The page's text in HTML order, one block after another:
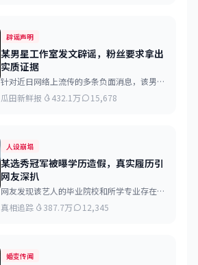
辟谣声明
某男星工作室发文辟谣，粉丝要求拿出
实质证据
针对近日网络上流传的多条负面消息，该男星
工作室于凌晨发布声明进行否认...
瓜田新鲜报 432.1万 15,678
人设崩塌
某选秀冠军被曝学历造假，真实履历引
网友深扒
网友发现该艺人的毕业院校和所学专业存在疑
点，相关学校并无此人就读记录...
真相追踪 387.7万 12,345
婚变传闻